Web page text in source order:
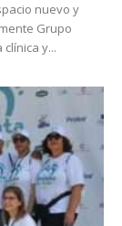
nuevo y
Grupo
y...